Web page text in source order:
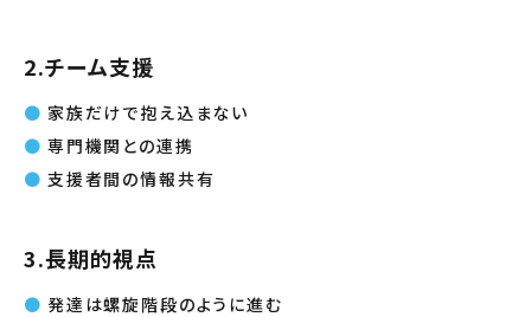
2.チーム支援
家族だけで抱え込まない
専門機関との連携
支援者間の情報共有
3.長期的視点
発達は螺旋階段のように進む